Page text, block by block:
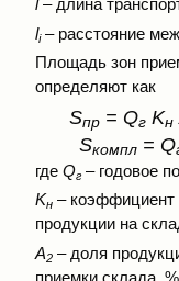
l– длина
li– расстояние
Площадь зон
определяют как
Sпр= QгKн
Sкомпл = Q
где Qг– годовое
Kн – коэффициент
продукции на
A2 – доля
приемки склада,